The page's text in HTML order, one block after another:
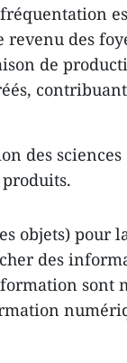
revenu des
de
des
objets) pour
des
sont